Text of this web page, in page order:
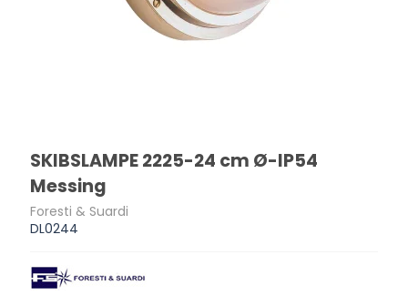
SKIBSLAMPE 2225-24 cm Ø-IP54
Messing
Foresti & Suardi
DL0244